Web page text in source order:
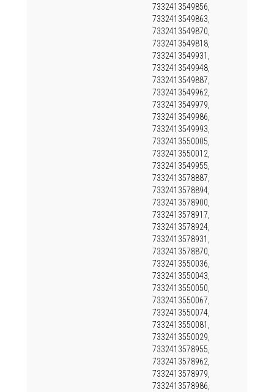
7332413549856,
7332413549863,
7332413549870,
7332413549818,
7332413549931,
7332413549948,
7332413549887,
7332413549962,
7332413549979,
7332413549986,
7332413549993,
7332413550005,
7332413550012,
7332413549955,
7332413578887,
7332413578894,
7332413578900,
7332413578917,
7332413578924,
7332413578931,
7332413578870,
7332413550036,
7332413550043,
7332413550050,
7332413550067,
7332413550074,
7332413550081,
7332413550029,
7332413578955,
7332413578962,
7332413578979,
7332413578986,